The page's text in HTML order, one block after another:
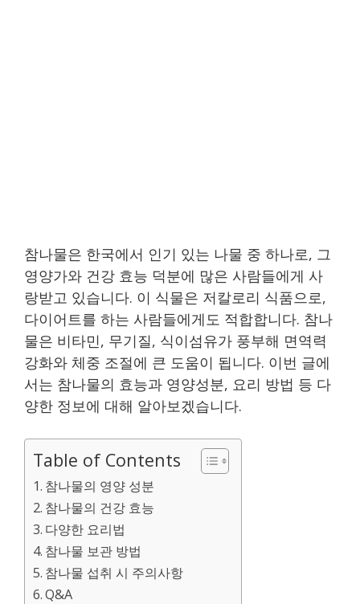
참나물은 한국에서 인기 있는 나물 중 하나로, 그
영양가와 건강 효능 덕분에 많은 사람들에게 사
랑받고 있습니다. 이 식물은 저칼로리 식품으로,
다이어트를 하는 사람들에게도 적합합니다. 참나
물은 비타민, 무기질, 식이섬유가 풍부해 면역력
강화와 체중 조절에 큰 도움이 됩니다. 이번 글에
서는 참나물의 효능과 영양성분, 요리 방법 등 다
양한 정보에 대해 알아보겠습니다.
Table of Contents
참나물의 영양 성분
참나물의 건강 효능
다양한 요리법
참나물 보관 방법
참나물 섭취 시 주의사항
Q&A